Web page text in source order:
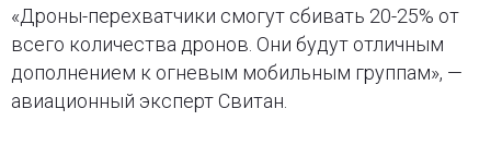
«Дроны-перехватчики смогут сбивать 20-25% от
всего количества дронов. Они будут отличным
дополнением к огневым мобильным группам», —
авиационный эксперт Свитан.